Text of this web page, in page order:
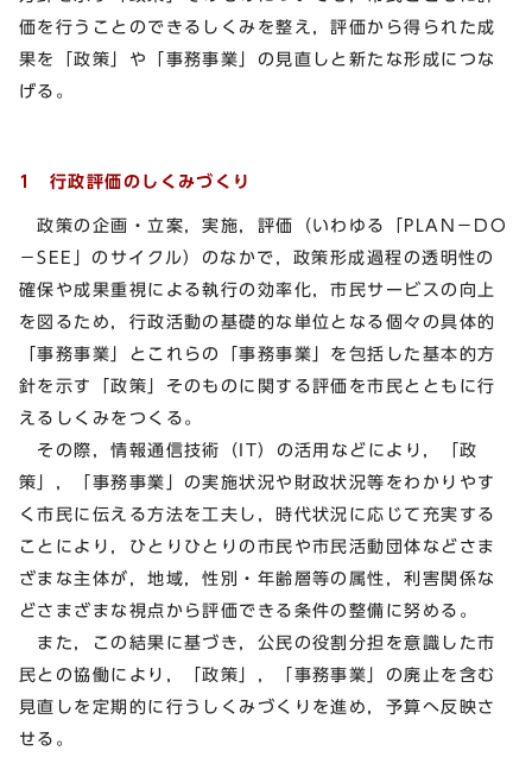
価を行うことのできるしくみを整え，評価から得られた成
果を「政策」や「事務事業」の見直しと新たな形成につな
げる。
1 行政評価のしくみづくり
政策の企画・立案，実施，評価（いわゆる「PLAN－DO
－SEE」のサイクル）のなかで，政策形成過程の透明性の
確保や成果重視による執行の効率化，市民サービスの向上
を図るため，行政活動の基礎的な単位となる個々の具体的
「事務事業」とこれらの「事務事業」を包括した基本的方
針を示す「政策」そのものに関する評価を市民とともに行
えるしくみをつくる。
その際，情報通信技術（IT）の活用などにより，「政
策」，「事務事業」の実施状況や財政状況等をわかりやす
く市民に伝える方法を工夫し，時代状況に応じて充実する
ことにより，ひとりひとりの市民や市民活動団体などさま
ざまな主体が，地域，性別・年齢層等の属性，利害関係な
どさまざまな視点から評価できる条件の整備に努める。
また，この結果に基づき，公民の役割分担を意識した市
民との協働により，「政策」，「事務事業」の廃止を含む
見直しを定期的に行うしくみづくりを進め，予算へ反映さ
せる。